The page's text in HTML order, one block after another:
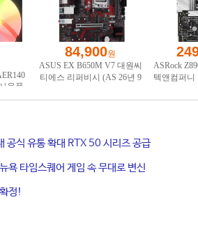
식 유통 확대 RTX 50 시리즈 공급
욕 타임스퀘어 게임 속 무대로 변신
정!